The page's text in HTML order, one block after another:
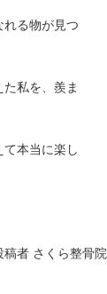
れる物が見つ
私を、羨ま
本当に楽し
稿者 さくら整骨院